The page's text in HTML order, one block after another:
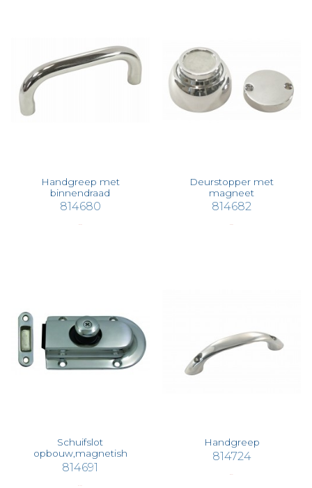
Handgreep met
binnendraad
814680
Deurstopper met
magneet
814682
Schuifslot
opbouw,magnetish
814691
Handgreep
814724